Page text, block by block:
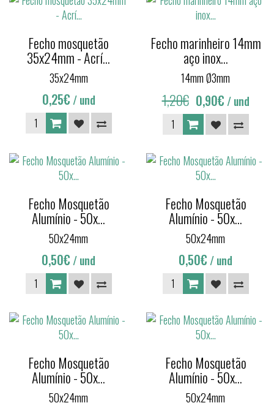
Fecho mosquetão
35x24mm - Acrí...
35x24mm
0,25€ / und
Fecho marinheiro 14mm
aço inox...
14mm Ø3mm
1,20€ 0,90€ / und
Fecho Mosquetão
Alumínio - 50x...
50x24mm
0,50€ / und
Fecho Mosquetão
Alumínio - 50x...
50x24mm
0,50€ / und
Fecho Mosquetão
Alumínio - 50x...
50x24mm
Fecho Mosquetão
Alumínio - 50x...
50x24mm